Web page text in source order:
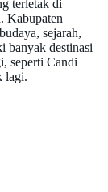
terletak di
Kabupaten
sejarah,
banyak destinasi
seperti Candi
lagi.